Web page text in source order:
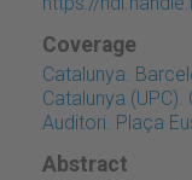
Coverage
Catalunya.
Catalunya
Auditori. Plaça
Abstract